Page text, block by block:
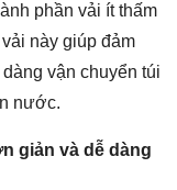
phần vải ít thấm
này giúp đảm
vận chuyển túi
nước.
giản và dễ dàng